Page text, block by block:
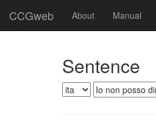
CCGweb About Manual
Sentence